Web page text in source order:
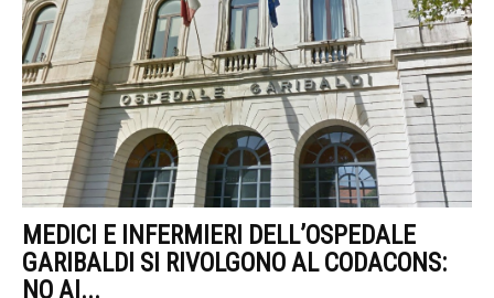
MEDICI E INFERMIERI DELL’OSPEDALE
GARIBALDI SI RIVOLGONO AL CODACONS:
NO AI...